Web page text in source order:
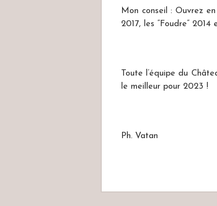
Mon conseil : Ouvrez
2017, les “Foudre“
Toute l’équipe du
le meilleur pour 2023 !
Ph. Vatan